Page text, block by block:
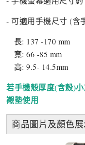
- 可適用手機尺寸 (含
長: 137 -170 mm
寬: 66 -85 mm
高: 9.5- 14.5mm
若手機殼厚度(含殼)
襯墊使用
商品圖片及顏色